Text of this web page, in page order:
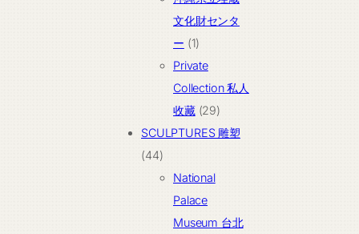
产
品
文化財センタ
ー 11
个
产
品
Private
Collection 私人
收藏 2929
个
SCULPTURES 雕塑
4444
个
National
Palace
Museum 台北